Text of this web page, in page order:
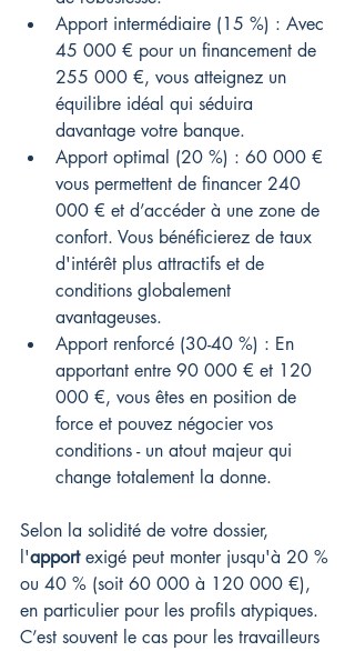
Apport intermédiaire (15 %) : Avec
45 000 € pour un financement de
255 000 €, vous atteignez un
équilibre idéal qui séduira
davantage votre banque.
Apport optimal (20 %) : 60 000 €
vous permettent de financer 240
000 € et d’accéder à une zone de
confort. Vous bénéficierez de taux
d'intérêt plus attractifs et de
conditions globalement
avantageuses.
Apport renforcé (30-40 %) : En
apportant entre 90 000 € et 120
000 €, vous êtes en position de
force et pouvez négocier vos
conditions - un atout majeur qui
change totalement la donne.
Selon la solidité de votre dossier,
l'apport exigé peut monter jusqu'à 20 %
ou 40 % (soit 60 000 à 120 000 €),
en particulier pour les profils atypiques.
C’est souvent le cas pour les travailleurs